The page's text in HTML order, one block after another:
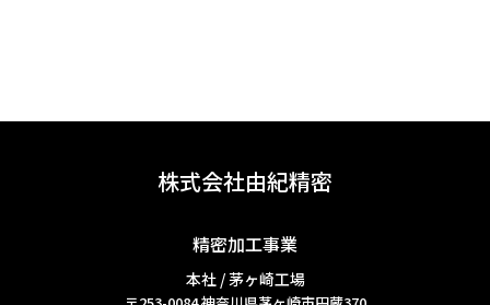
株式会社由紀精密
精密加工事業
本社 / 茅ヶ崎工場